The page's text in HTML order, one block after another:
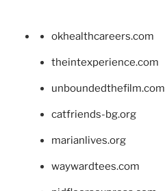
okhealthcareers.com
theintexperience.com
unboundedthefilm.com
catfriends-bg.org
marianlives.org
waywardtees.com